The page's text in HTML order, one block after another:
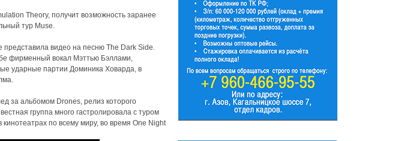
Theory, получит возможность заранее
тур Muse.
представила видео на песню The Dark Side.
фирменный вокал Мэттью Бэллами,
ударные партии Доминика Ховарда, в
за альбомом Drones, релиз которого
группа много гастролировала с туром
по всему миру, во время One Night